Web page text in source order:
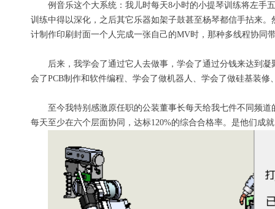
例 音乐这个大系统 ：我儿时每天8小时的小提琴训练将左手
训练中得以深化 ，之后其它乐器如架子鼓甚至杨琴都信手拈来。
计制作印刷封面一个人完成一张自己的MV时，那种多线程协同
后来，我学会了通过它人去做事，学会了通过分钱来达到凝
会了PCB制作和软件编程、学会了做机器人 、学会了做硅基装修
至今我特别感激原任职的公装董事长每天给我七件不同 频道
每天至少在六个层面协同，达标120%的综合合格率。是他们成